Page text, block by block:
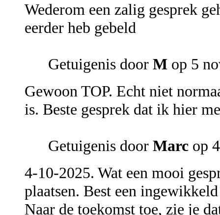
Wederom een zalig gesprek
eerder heb gebeld
Getuigenis door M op 5
Gewoon TOP. Echt niet
is. Beste gesprek dat ik hier
Getuigenis door Marc op
4-10-2025. Wat een mooi
plaatsen. Best een
Naar de toekomst toe, zie je